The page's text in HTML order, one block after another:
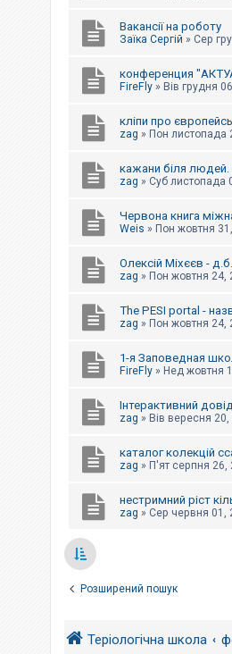
Вакансії на роботу
Заїка Сергій » Сер
конференция
FireFly » Вів грудня
кліпи про
zag » Пон листопада
кажани біля людей.
zag » Суб листопада
Червона книга
Weis » Пон жовтня
Олексій Міхєєв -
zag » Пон жовтня 24,
The PESI portal -
zag » Пон жовтня 24,
1-я Заповедная
FireFly » Нед жовтня
Інтерактивний
zag » Вів вересня
каталог колекцій
zag » П'ят серпня 26,
нестримний ріст
zag » Сер червня 01,
Розширений пошук
Теріологічна школа